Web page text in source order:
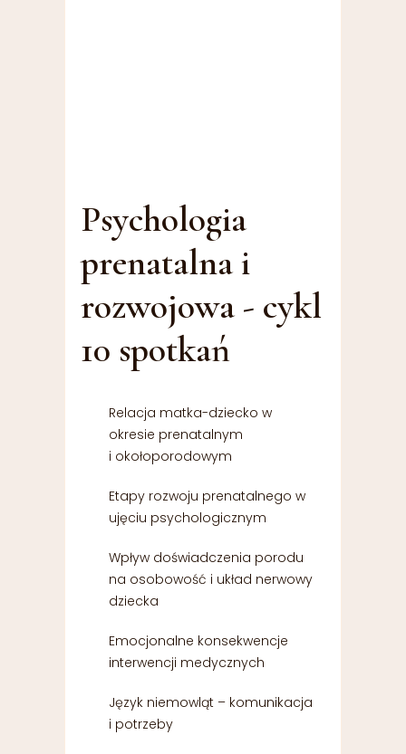
Psychologia
prenatalna i
rozwojowa - cykl
10 spotkań
Relacja matka-dziecko w
okresie prenatalnym
i okołoporodowym
Etapy rozwoju prenatalnego w
ujęciu psychologicznym
Wpływ doświadczenia porodu
na osobowość i układ nerwowy
dziecka
Emocjonalne konsekwencje
interwencji medycznych
Język niemowląt – komunikacja
i potrzeby